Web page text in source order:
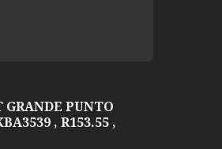
PUNTO
, R153.55 ,